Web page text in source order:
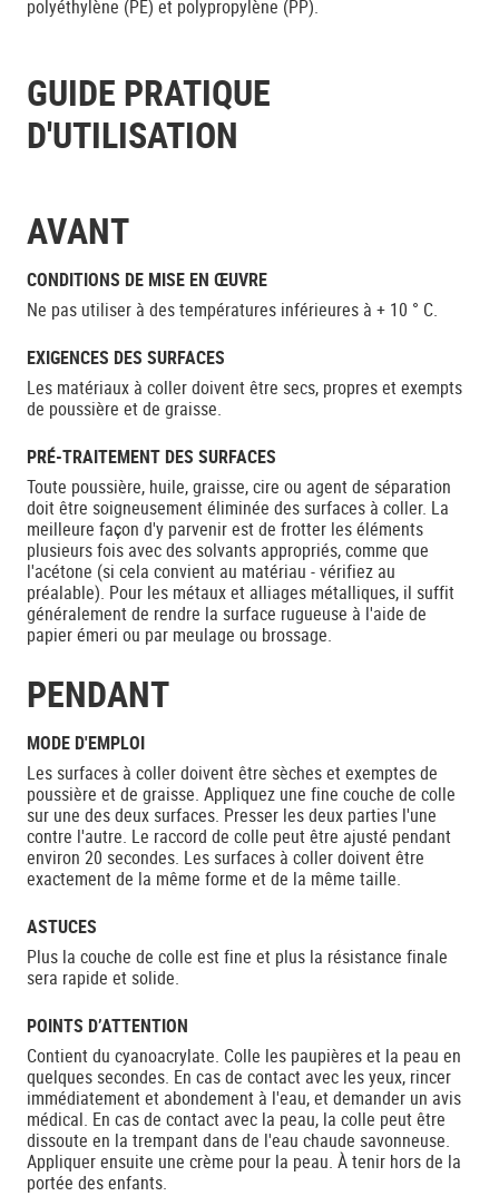
polyéthylène (PE) et polypropylène (PP).
GUIDE PRATIQUE
D'UTILISATION
AVANT
CONDITIONS DE MISE EN ŒUVRE
Ne pas utiliser à des températures inférieures à + 10 ° C.
EXIGENCES DES SURFACES
Les matériaux à coller doivent être secs, propres et exempts
de poussière et de graisse.
PRÉ-TRAITEMENT DES SURFACES
Toute poussière, huile, graisse, cire ou agent de séparation
doit être soigneusement éliminée des surfaces à coller. La
meilleure façon d'y parvenir est de frotter les éléments
plusieurs fois avec des solvants appropriés, comme que
l'acétone (si cela convient au matériau - vérifiez au
préalable). Pour les métaux et alliages métalliques, il suffit
généralement de rendre la surface rugueuse à l'aide de
papier émeri ou par meulage ou brossage.
PENDANT
MODE D'EMPLOI
Les surfaces à coller doivent être sèches et exemptes de
poussière et de graisse. Appliquez une fine couche de colle
sur une des deux surfaces. Presser les deux parties l'une
contre l'autre. Le raccord de colle peut être ajusté pendant
environ 20 secondes. Les surfaces à coller doivent être
exactement de la même forme et de la même taille.
ASTUCES
Plus la couche de colle est fine et plus la résistance finale
sera rapide et solide.
POINTS D’ATTENTION
Contient du cyanoacrylate. Colle les paupières et la peau en
quelques secondes. En cas de contact avec les yeux, rincer
immédiatement et abondement à l'eau, et demander un avis
médical. En cas de contact avec la peau, la colle peut être
dissoute en la trempant dans de l'eau chaude savonneuse.
Appliquer ensuite une crème pour la peau. À tenir hors de la
portée des enfants.